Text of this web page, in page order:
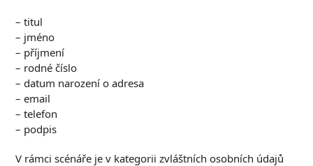
– titul
– jméno
– příjmení
– rodné číslo
– datum narození o adresa
– email
– telefon
– podpis
V rámci scénáře je v kategorii zvláštních osobních údajů